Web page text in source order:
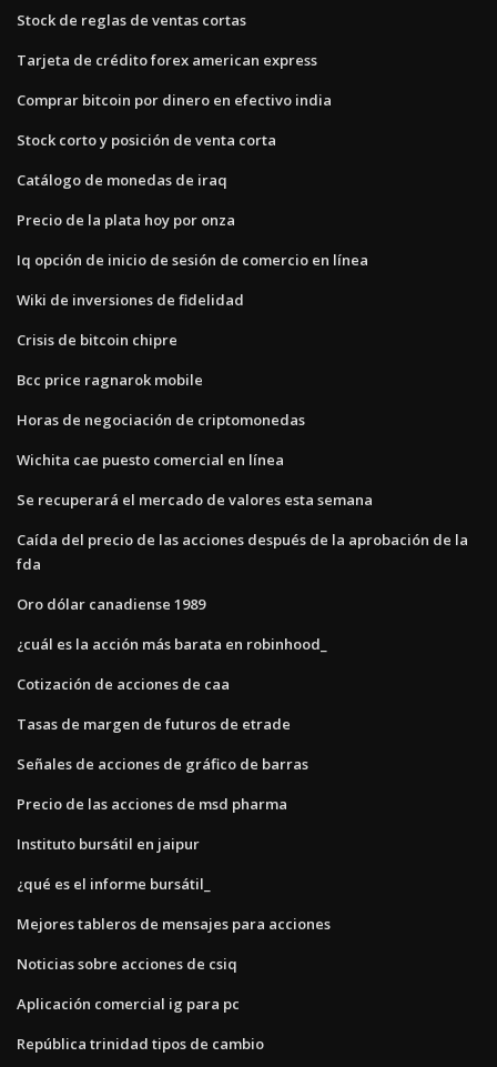
Stock de reglas de ventas cortas
Tarjeta de crédito forex american express
Comprar bitcoin por dinero en efectivo india
Stock corto y posición de venta corta
Catálogo de monedas de iraq
Precio de la plata hoy por onza
Iq opción de inicio de sesión de comercio en línea
Wiki de inversiones de fidelidad
Crisis de bitcoin chipre
Bcc price ragnarok mobile
Horas de negociación de criptomonedas
Wichita cae puesto comercial en línea
Se recuperará el mercado de valores esta semana
Caída del precio de las acciones después de la aprobación de la
fda
Oro dólar canadiense 1989
¿cuál es la acción más barata en robinhood_
Cotización de acciones de caa
Tasas de margen de futuros de etrade
Señales de acciones de gráfico de barras
Precio de las acciones de msd pharma
Instituto bursátil en jaipur
¿qué es el informe bursátil_
Mejores tableros de mensajes para acciones
Noticias sobre acciones de csiq
Aplicación comercial ig para pc
República trinidad tipos de cambio